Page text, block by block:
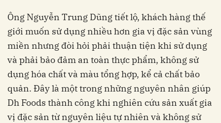
Ông Nguyễn Trung Dũng tiết lộ, khách hàng thế
giới muốn sử dụng nhiều hơn gia vị đặc sản vùng
miền nhưng đòi hỏi phải thuận tiện khi sử dụng
và phải bảo đảm an toàn thực phẩm, không sử
dụng hóa chất và màu tổng hợp, kể cả chất bảo
quản. Đây là một trong những nguyên nhân giúp
Dh Foods thành công khi nghiên cứu sản xuất gia
vị đặc sản từ nguyên liệu tự nhiên và không sử